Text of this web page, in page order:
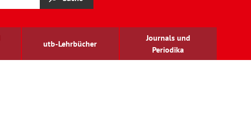
utb-Lehrbücher
Journals und
Periodika